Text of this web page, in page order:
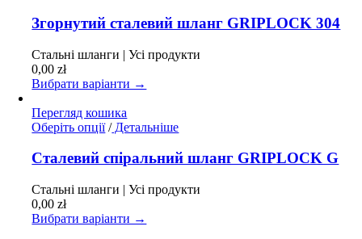
має
кілька
варіантів.
Параметри
вибрати
сторінці
товару
Згорнутий сталевий шланг GRIPLOCK 304
Стальні шланги | Усі продукти
0,00zł
Вибрати варіанти →
Перегляд кошика
Оберіть опції Цей
має
кілька
варіантів.
Параметри
можна
вибрати
/Детальніше
Сталевий спіральний шланг GRIPLOCK G
Стальні шланги | Усі продукти
0,00zł
Вибрати варіанти →